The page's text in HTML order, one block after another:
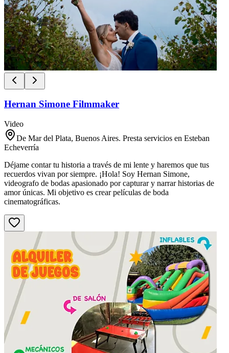
Hernan Simone Filmmaker
Video
De Mar del Plata, Buenos Aires. Presta servicios en Esteban
Echeverría
Déjame contar tu historia a través de mi lente y haremos que tus
recuerdos vivan por siempre. ¡Hola! Soy Hernan Simone,
videografo de bodas apasionado por capturar y narrar historias de
amor únicas. Mi objetivo es crear películas de boda
cinematográficas.